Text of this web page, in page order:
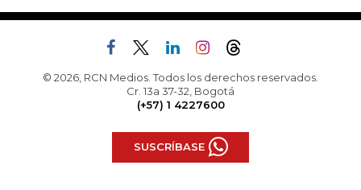
© 2026, RCN Medios. Todos los derechos reservados.
Cr. 13a 37-32, Bogotá
(+57) 1 4227600
SUSCRÍBASE